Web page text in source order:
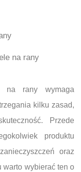
na rany
na rany wymaga
kilku zasad,
Przede
produktu
oraz
warto wybierać ten o